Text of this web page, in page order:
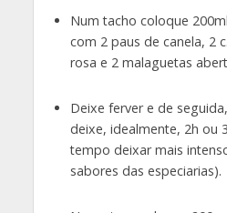
Num tacho coloque
com 2 paus de canela, 2
rosa e 2 malaguetas
Deixe ferver e de
deixe, idealmente, 2h ou
tempo deixar mais
sabores das especiarias).